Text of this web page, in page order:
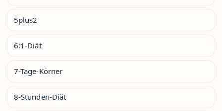
5plus2
6:1-Diät
7-Tage-Körner
8-Stunden-Diät